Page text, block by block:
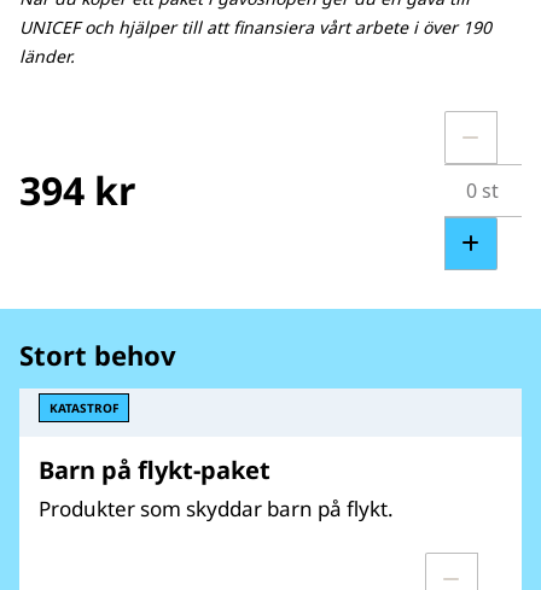
UNICEF och hjälper till att finansiera vårt arbete i över 190
länder.
394 kr
Stort behov
KATASTROF
Barn på flykt-paket
Produkter som skyddar barn på flykt.